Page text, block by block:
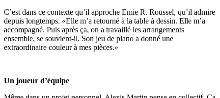
C’est dans ce contexte qu’il approche Emie R. Roussel, qu’il admire
depuis longtemps. «Elle m’a retourné à la table à dessin. Elle m’a
accompagné. Puis après ça, on a travaillé les arrangements
ensemble, se souvient-il. Son jeu de piano a donné une
extraordinaire couleur à mes pièces.»
Un joueur d’équipe